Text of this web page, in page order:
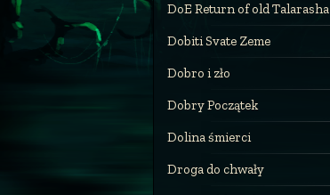
DoE Return of old Talarasha
Dobiti Svate Zeme
Dobro i zło
Dobry Początek
Dolina śmierci
Droga do chwały